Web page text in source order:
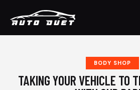
BODY SHOP
TAKING YOUR VEHICLE TO